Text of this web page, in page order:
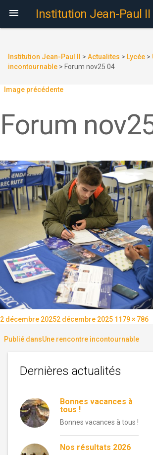
 Institution Jean-Paul II
Institution Jean-Paul II > Actualites > Lycée >
incontournable > Forum nov25 04
Image précédente
Forum
Publié
2 décembre 20252 décembre 2025 Taille
1179 × 786
Navigation
de
l’article
Publié dansUne rencontre incontournable
Dernières actualités
Bonnes vacances à
tous !
Bonnes vacances à tous !
Nos résultats 2026